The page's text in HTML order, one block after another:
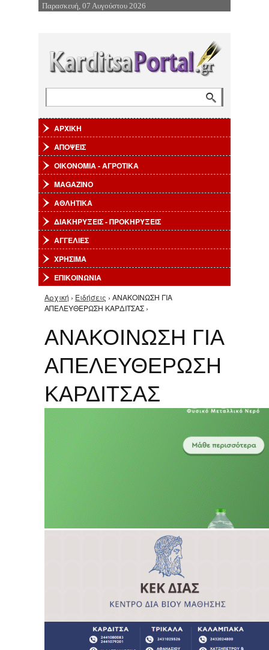
Επιστροφή στην Πλοήγηση
Παρασκευή, 07 Αυγούστου 2026
ΑΡΧΙΚΗ
ΑΠΟΨΕΙΣ
ΟΙΚΟΝΟΜΙΑ - ΑΓΡΟΤΙΚΑ
MAGAZINO
ΑΘΛΗΤΙΚΑ
ΔΙΑΚΗΡΥΞΕΙΣ - ΠΡΟΚΗΡΥΞΕΙΣ
ΑΓΓΕΛΙΕΣ
ΧΡΗΣΙΜΑ
ΕΠΙΚΟΙΝΩΝΙΑ
Είστε εδώ
Αρχική › Ειδήσεις › ΑΝΑΚΟΙΝΩΣΗ ΓΙΑ
ΑΠΕΛΕΥΘΕΡΩΣΗ ΚΑΡΔΙΤΣΑΣ ›
ΑΝΑΚΟΙΝΩΣΗ ΓΙΑ
ΑΠΕΛΕΥΘΕΡΩΣΗ
ΚΑΡΔΙΤΣΑΣ